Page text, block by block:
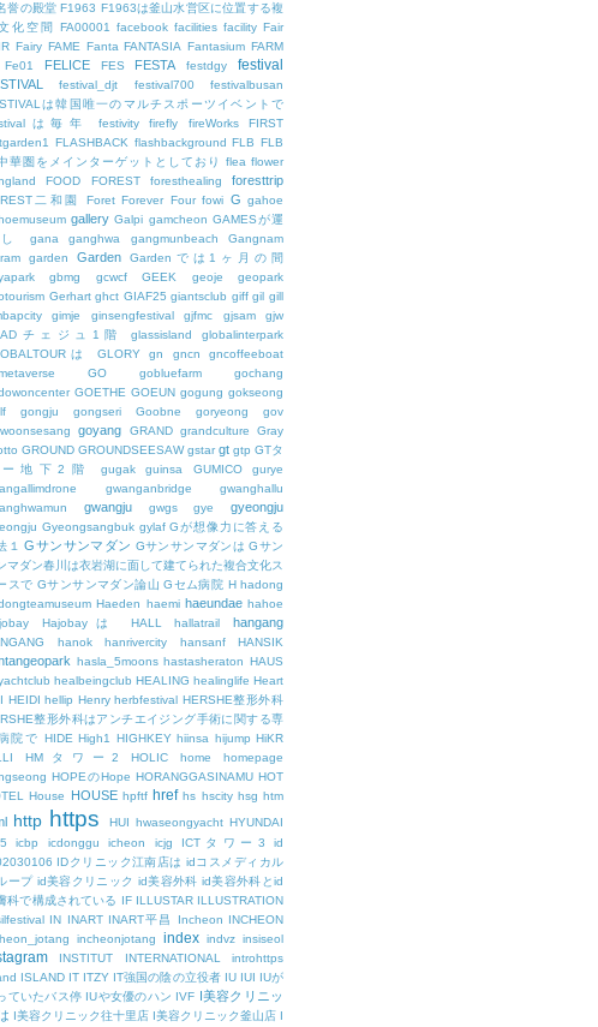
誉の殿堂 F1963 F1963は釜山水営区に位置する複
化空間
FA00001 facebook facilities facility Fair
Fairy FAME Fanta FANTASIA Fantasium FARM
Fe01 FELICE FES FESTA festdgy festival
festival_djt festival700
festivalbusan
は韓国唯一のマルチスポーツイベントで
は毎年
festivity firefly fireWorks
FIRST
FLASHBACK flashbackground FLB FLB
華圏をメインターゲットとしており
flea flower
FOOD FOREST foresthealing foresttrip
二和園 Foret Forever Four fowi G gahoe
gallery Galpi gamcheon GAMESが運
gana ganghwa gangmunbeach
Gangnam
garden Garden
Gardenでは1ヶ月の間
gbmg gcwcf GEEK geoje
geopark
Gerhart ghct GIAF25 giantsclub giff gil gill
gimje ginsengfestival gjfmc gjsam
gjw
チェジュ1階
glassisland
globalinterpark
は
GLORY gn gncn
gncoffeeboat
GO gobluefarm
gochang
GOETHE GOEUN gogung gokseong
gongju gongseri Goobne goryeong
gov
goyang GRAND grandculture
Gray
GROUND GROUNDSEESAW gstar gt gtp GTタ
ー地下2階
gugak guinsa GUMICO
gurye
gwanganbridge
gwanghallu
gwangju gwgs gye gyeongju
Gyeongsangbuk gylaf Gが想像力に答える
１
Gサンサンマダン Gサンサンマダンは Gサン
マダン春川は衣岩湖に面して建てられた複合文化ス
スで Gサンサンマダン論山 Gセム病院 H hadong
Haeden haemi haeundae hahoe
Hajobayは HALL hallatrail hangang
hanok hanrivercity hansanf HANSIK
hasla_5moons hastasheraton HAUS
healbeingclub HEALING healinglife Heart
HEIDI hellip Henry herbfestival HERSHE整形外科
整形外科はアンチエイジング手術に関する専
院で HIDE High1 HIGHKEY hiinsa hijump HiKR
HMタワー2 HOLIC home
homepage
HOPEのHope HORANGGASINAMU HOT
House HOUSE hpftf href hs hscity hsg htm
http https HUI hwaseongyacht HYUNDAI
icbp icdonggu icheon icjg ICTタワー3
id
IDクリニック江南店は idコスメディカル
ープ id美容クリニック id美容外科 id美容外科とid
科で構成されている IF ILLUSTAR ILLUSTRATION
IN INART INART平昌 Incheon INCHEON
incheonjotang index indvz insiseol
INSTITUT INTERNATIONAL
introhttps
ISLAND IT ITZY IT強国の陰の立役者 IU IUI IUが
ていたバス停 IUや女優のハン IVF I美容クリニッ
I美容クリニック往十里店 I美容クリニック釜山店 I